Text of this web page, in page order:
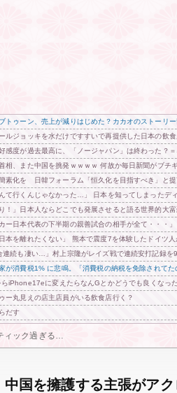
ることではないですが、気になることがあり」 他
定した」
トゥーン、売上が減りはじめた？カカオのストーリ
ルジョッキを水だけですすいで再提供した日本の飲
感度が過去最高に、「ノージャパン」は終わった？
相、また中国を挑発ｗｗｗｗ 何故か毎日新聞がブチ
素化を 日韓フォーラム「恒久化を目指すべき」と
て行くんじゃなかった…」 日本を知ってしまったデ
！」日本人ならどこでも発展させると語る世界的大
ー日本代表の下半期の親善試合の相手が全て・・・
本を離れたくない」 熊本で震度7を体験したドイツ人
連続も凄い…」村上宗隆がレイズ戦で連続安打記録
家が消費税1% に悲鳴。「消費税の納税を免除されて
iPhone17eに変えたらなんGとかどうでも良くなった
ー丸見えの店主店員がいる飲食店行く？
だす
ィック過ぎる…
中国を擁護する主張がア